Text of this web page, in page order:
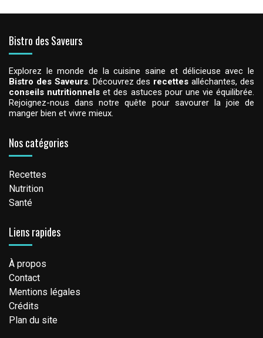
Bistro des Saveurs
Explorez le monde de la cuisine saine et délicieuse avec le
Bistro des Saveurs. Découvrez des recettes alléchantes, des
conseils nutritionnels et des astuces pour une vie équilibrée.
Rejoignez-nous dans notre quête pour savourer la joie de
manger bien et vivre mieux.
Nos catégories
Recettes
Nutrition
Santé
Liens rapides
À propos
Contact
Mentions légales
Crédits
Plan du site